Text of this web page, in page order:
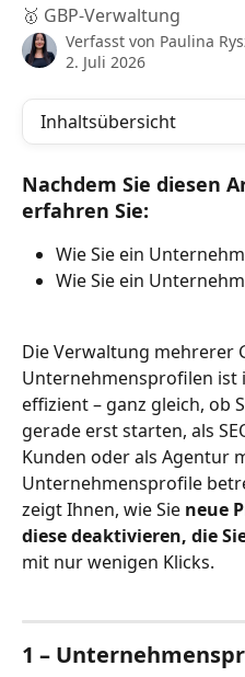
🥇 GBP-Verwaltung
Verfasst von Paulina
2. Juli 2026
Inhaltsübersicht
Nachdem Sie diesen
erfahren Sie:
Wie Sie ein
Wie Sie ein
Die Verwaltung mehrerer
Unternehmensprofilen ist
effizient – ganz gleich, ob
gerade erst starten, als
Kunden oder als Agentur
Unternehmensprofile
zeigt Ihnen, wie Sie neue
diese deaktivieren, die
mit nur wenigen Klicks.
1 –